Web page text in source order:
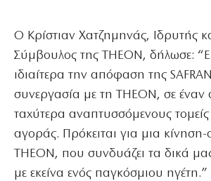
Ο Κρίστιαν Χατζημηνάς, Ιδρυτής
Σύμβουλος της THEON, δήλωσε:
ιδιαίτερα την απόφαση της
συνεργασία με τη THEON, σε έναν
ταχύτερα αναπτυσσόμενους
αγοράς. Πρόκειται για μια
THEON, που συνδυάζει τα δικά
με εκείνα ενός παγκόσμιου ηγέτη.”